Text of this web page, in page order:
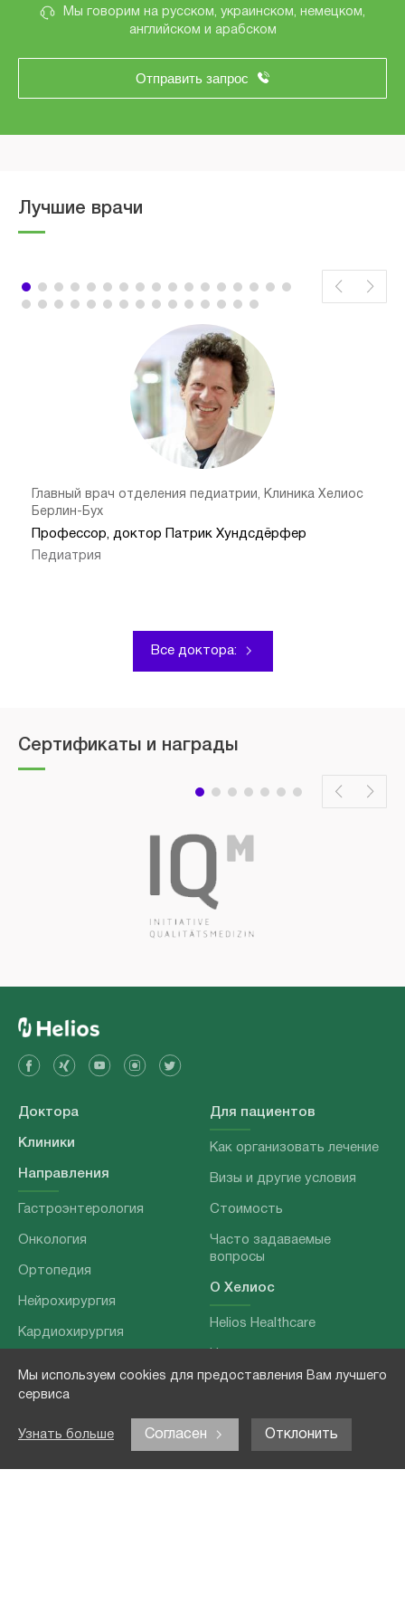
Мы используем cookies для предоставления Вам лучшего
сервиса
Узнать больше Согласен Отклонить
Мы говорим на русском, украинском, немецком,
английском и арабском
Отправить запрос
Лучшие врачи
Главный врач отделения педиатрии, Клиника Хелиос
Берлин-Бух
Профессор, доктор Патрик Хундсдёрфер
Педиатрия
Все доктора:
Сертификаты и награды
Доктора
Клиники
Направления
Гастроэнтерология
Онкология
Ортопедия
Нейрохирургия
Кардиохирургия
Хирургия позвоночника
Для пациентов
Как организовать лечение
Визы и другие условия
Стоимость
Часто задаваемые
вопросы
О Хелиос
Helios Healthcare
О нашей команде
Выходные данные